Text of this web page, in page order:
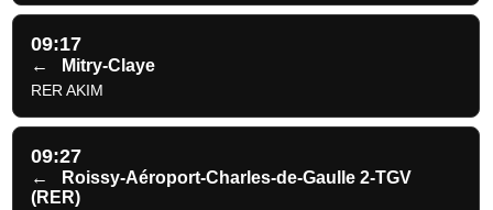
09:17
← Mitry-Claye
RER AKIM
09:27
←
Roissy-Aéroport-Charles-de-Gaulle 2-TGV
(RER)